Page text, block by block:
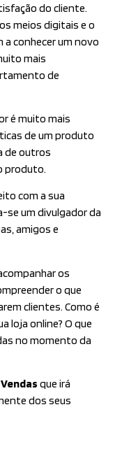
do cliente.
meios digitais e o
a conhecer um novo
mais
de
é muito mais
de um produto
de outros
produto.
com a sua
se um divulgador da
amigos e
os
o que
clientes. Como é
loja online? O que
no momento da
que irá
dos seus